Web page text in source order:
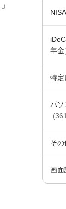
NISA
年金
特定
パソ
その
画面